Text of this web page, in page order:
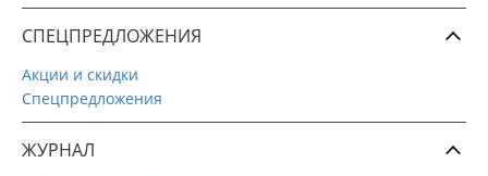
СПЕЦПРЕДЛОЖЕНИЯ
Акции и скидки
Спецпредложения
ЖУРНАЛ